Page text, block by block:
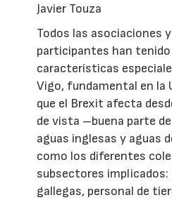
Javier Touza
Todos las asociaciones
participantes han
características
Vigo, fundamental en la
que el Brexit afecta
de vista –buena parte
aguas inglesas y aguas
como los diferentes
subsectores
gallegas, personal de